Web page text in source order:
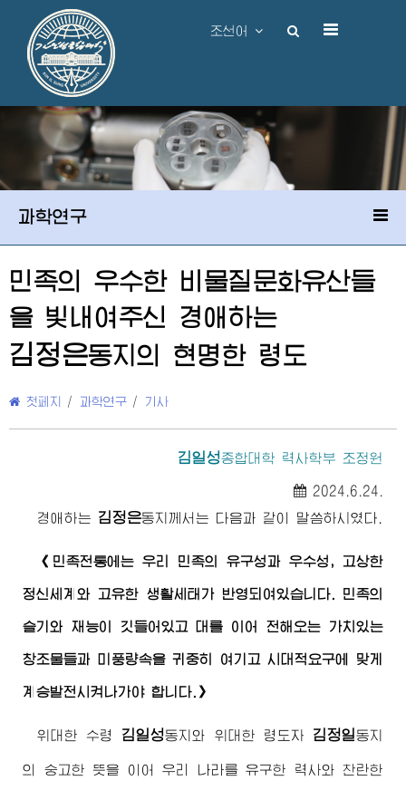
조선어
과학연구
민족의 우수한 비물질문화유산들
을 빛내여주신 경애하는
김정은동지 의 현명한 령도
첫페지 / 과학연구 / 기사
김일성종합대학 력사학부 조정원
2024.6.24.
경애하는 김정은동지께서 는 다음과 같이 말씀하시였다.
《민족전통에는 우리 민족의 유구성과 우수성, 고상한
정신세계와 고유한 생활세태가 반영되여있습니다. 민족의
슬기와 재능이 깃들어있고 대를 이어 전해오는 가치있는
창조물들과 미풍량속을 귀중히 여기고 시대적요구에 맞게
계승발전시켜나가야 합니다.》
위대한 수령 김일성동지와 위대한 령도자 김정일동지
의 숭고한 뜻을 이어 우리 나라를 유구한 력사와 찬란한